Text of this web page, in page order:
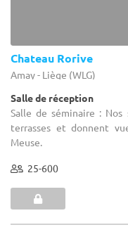
Chateau Rorive
Amay - Liège (WLG)
Salle de réception
Salle de séminaire :
terrasses et donnent
Meuse.
25-600